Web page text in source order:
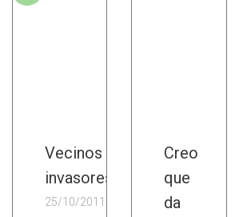
Vecinos
invasores
25/10/2011
Creo
que
da